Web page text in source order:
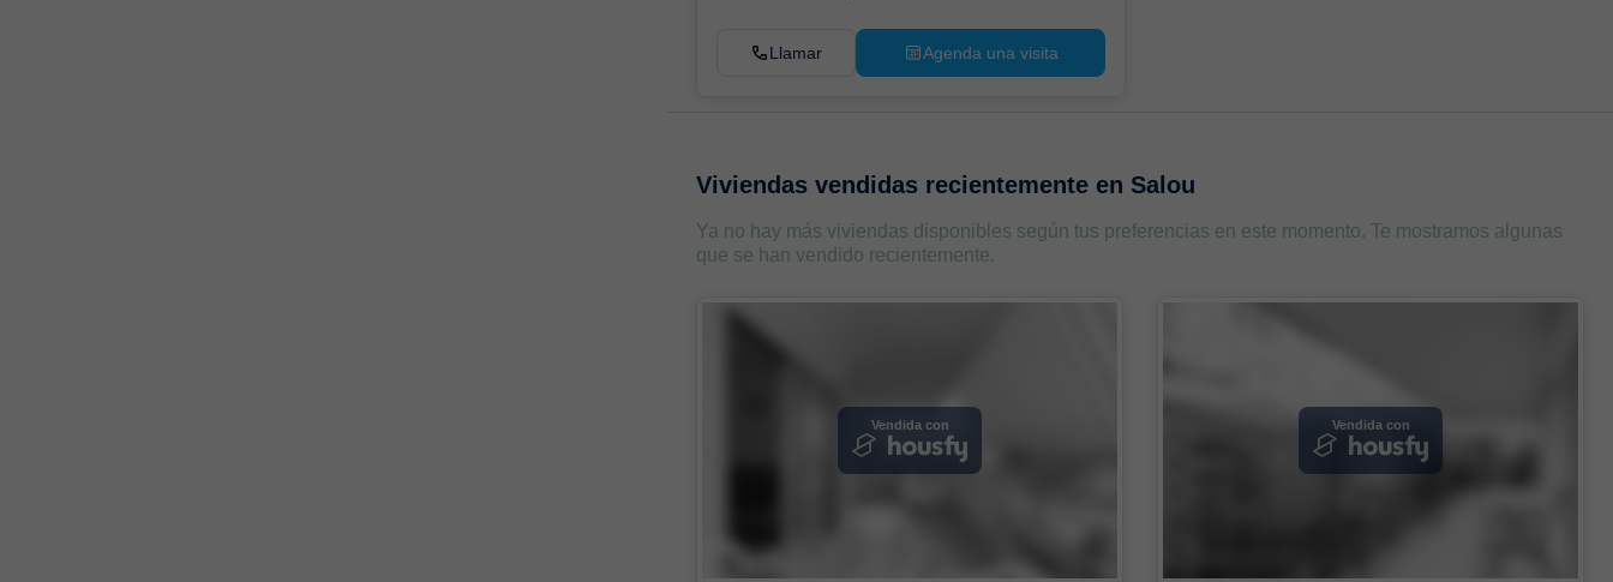
Llamar Agenda una visita
Viviendas vendidas recientemente en Salou
Ya no hay más viviendas disponibles según tus preferencias en este momento. Te mostramos algunas
que se han vendido recientemente.
Vendida con Vendida con